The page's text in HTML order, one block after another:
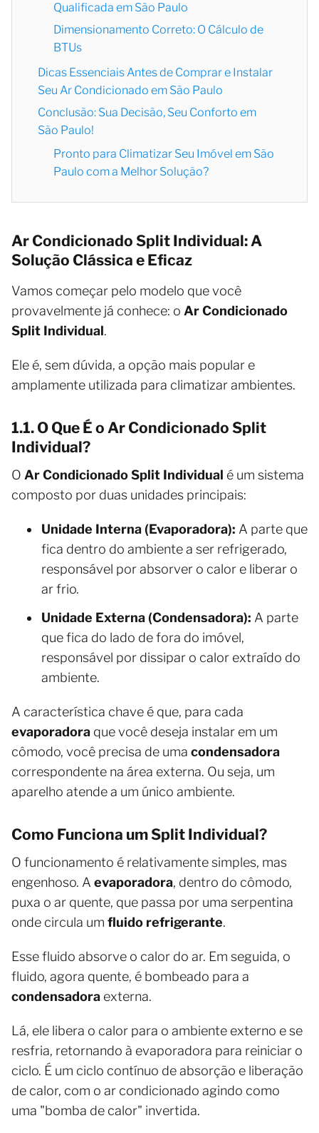
Qualificada em São Paulo
Dimensionamento Correto: O Cálculo de
BTUs
Dicas Essenciais Antes de Comprar e Instalar
Seu Ar Condicionado em São Paulo
Conclusão: Sua Decisão, Seu Conforto em
São Paulo!
Pronto para Climatizar Seu Imóvel em São
Paulo com a Melhor Solução?
Ar Condicionado Split Individual: A
Solução Clássica e Eficaz
Vamos começar pelo modelo que você
provavelmente já conhece: o Ar Condicionado
Split Individual.
Ele é, sem dúvida, a opção mais popular e
amplamente utilizada para climatizar ambientes.
1.1. O Que É o Ar Condicionado Split
Individual?
O Ar Condicionado Split Individual é um sistema
composto por duas unidades principais:
Unidade Interna (Evaporadora): A parte que
fica dentro do ambiente a ser refrigerado,
responsável por absorver o calor e liberar o
ar frio.
Unidade Externa (Condensadora): A parte
que fica do lado de fora do imóvel,
responsável por dissipar o calor extraído do
ambiente.
A característica chave é que, para cada
evaporadora que você deseja instalar em um
cômodo, você precisa de uma condensadora
correspondente na área externa. Ou seja, um
aparelho atende a um único ambiente.
Como Funciona um Split Individual?
O funcionamento é relativamente simples, mas
engenhoso. A evaporadora, dentro do cômodo,
puxa o ar quente, que passa por uma serpentina
onde circula um fluido refrigerante.
Esse fluido absorve o calor do ar. Em seguida, o
fluido, agora quente, é bombeado para a
condensadora externa.
Lá, ele libera o calor para o ambiente externo e se
resfria, retornando à evaporadora para reiniciar o
ciclo. É um ciclo contínuo de absorção e liberação
de calor, com o ar condicionado agindo como
uma "bomba de calor" invertida.